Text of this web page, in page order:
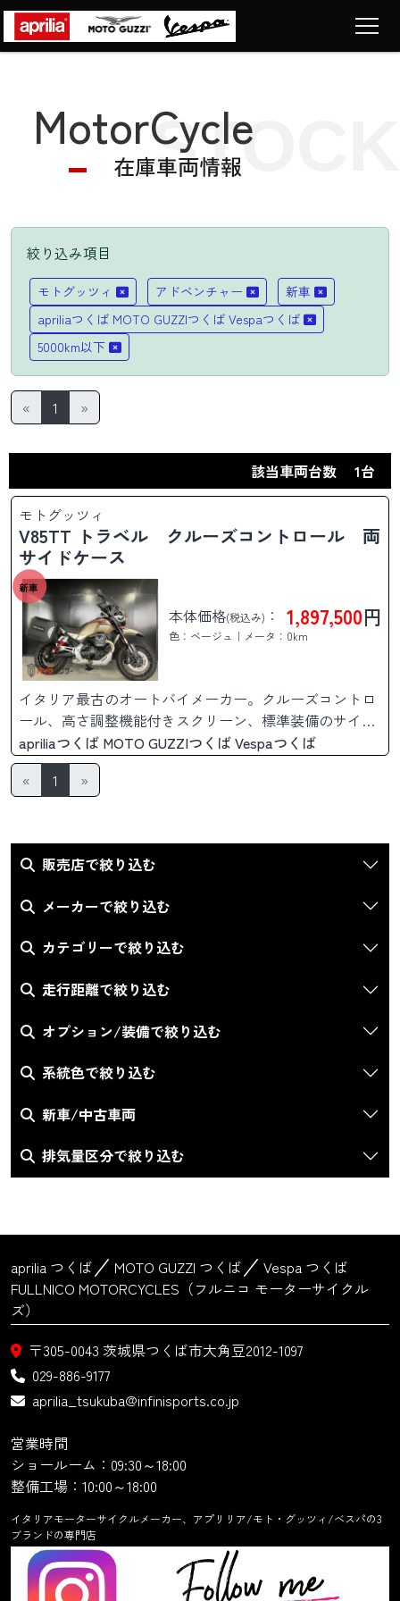
Motorcycle
車両販売
News
Company
Contact
お問い合わせ
MotorCycle
在庫車両情報
STOCK
LIST
絞り込み項目
モトグッツィ アドベンチャー
新車
apriliaつくば MOTO GUZZIつくば Vespaつくば
5000km以下
« 1 »
該当車両台数 1台
モトグッツィ
V85TT トラベル クルーズコントロール 両
サイドケース
新車
本体価格(税込み) ： 1,897,500円
色：ベージュ｜メータ：0km
イタリア最古のオートバイメーカー。クルーズコントロ
ール、高さ調整機能付きスクリーン、標準装備のサイド
ケース等、そのままロングツーリングに出かけられま
す。
apriliaつくば MOTO GUZZIつくば Vespaつくば
«
1 »
販売店で絞り込む
メーカーで絞り込む
カテゴリーで絞り込む
走行距離で絞り込む
オプション/装備で絞り込む
系統色で絞り込む
新車/中古車両
排気量区分で絞り込む
aprilia つくば MOTO GUZZI つくば
Vespa つくば
FULLNICO MOTORCYCLES（フルニコ モーターサイクル
ズ）
〒305-0043 茨城県つくば市大角豆2012-1097
029-886-9177
aprilia_tsukuba@infinisports.co.jp
営業時間
ショールーム：09:30～18:00
整備工場：10:00～18:00
イタリアモーターサイクルメーカー、アプリリア/モト・グッツィ/ベスパの3
ブランドの専門店